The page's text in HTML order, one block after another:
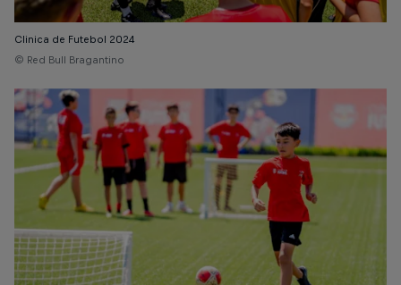
Clinica de Futebol 2024
© Red Bull Bragantino